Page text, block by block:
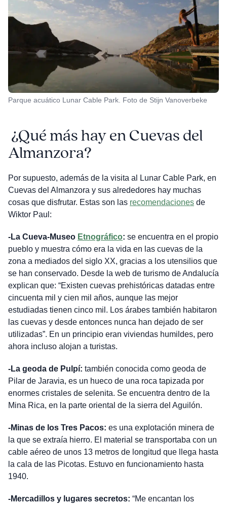
Parque acuático Lunar Cable Park. Foto de Stijn Vanoverbeke
¿Qué más hay en Cuevas del
Almanzora?
Por supuesto, además de la visita al Lunar Cable Park, en
Cuevas del Almanzora y sus alrededores hay muchas
cosas que disfrutar. Estas son las recomendacionesde
Wiktor Paul:
-La Cueva-Museo Etnográfico: se encuentra en el propio
pueblo y muestra cómo era la vida en las cuevas de la
zona a mediados del siglo XX, gracias a los utensilios que
se han conservado. Desde la web de turismo de Andalucía
explican que: “Existen cuevas prehistóricas datadas entre
cincuenta mil y cien mil años, aunque las mejor
estudiadas tienen cinco mil. Los árabes también habitaron
las cuevas y desde entonces nunca han dejado de ser
utilizadas”. En un principio eran viviendas humildes, pero
ahora incluso alojan a turistas.
-La geoda de Pulpí: también conocida como geoda de
Pilar de Jaravia, es un hueco de una roca tapizada por
enormes cristales de selenita. Se encuentra dentro de la
Mina Rica, en la parte oriental de la sierra del Aguilón.
-Minas de los Tres Pacos: es una explotación minera de
la que se extraía hierro. El material se transportaba con un
cable aéreo de unos 13 metros de longitud que llega hasta
la cala de las Picotas. Estuvo en funcionamiento hasta
1940.
-Mercadillos y lugares secretos: “Me encantan los